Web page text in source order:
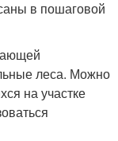
в пошаговой
леса. Можно
на участке